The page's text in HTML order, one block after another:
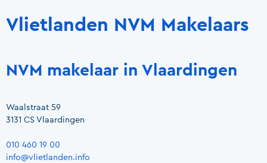
Vlietlanden NVM Makelaars
NVM makelaar in Vlaardingen
Waalstraat 59
3131 CS Vlaardingen
010 460 19 00
info@vlietlanden.info